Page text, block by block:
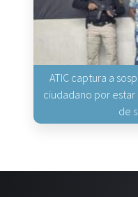
ATIC captura a
ciudadano por
de